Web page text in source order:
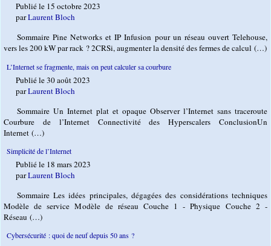
Publié le 15 octobre 2023
parLaurent Bloch
Sommaire Pine Networks et IP Infusion pour un réseau ouvert Telehouse,
vers les 200 kW par rack ? 2CRSi, augmenter la densité des fermes de calcul (…)
L’Internet se fragmente, mais on peut calculer sa courbure
Publié le 30 août 2023
parLaurent Bloch
Sommaire Un Internet plat et opaque Observer l’Internet sans traceroute
Courbure de l’Internet Connectivité des Hyperscalers ConclusionUn
Internet (…)
Simplicité de l’Internet
Publié le 18 mars 2023
parLaurent Bloch
Sommaire Les idées principales, dégagées des considérations techniques
Modèle de service Modèle de réseau Couche 1 - Physique Couche 2 -
Réseau (…)
Cybersécurité : quoi de neuf depuis 50 ans ?